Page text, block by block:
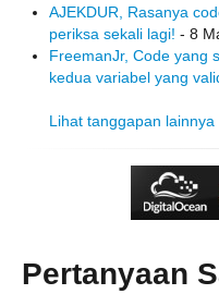
AJEKDUR, Rasanya
periksa sekali lagi! - 8
FreemanJr, Code yang
kedua variabel yang
Lihat tanggapan lainnya
Pertanyaan